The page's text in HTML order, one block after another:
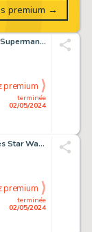
Carlos Pacheco and Jesús Merino Superman / Batman #16 Splash Page 14 Original Art (DC, 2005).
terminée
02/05/2024
premium
Carmine Infantino and Rudy Nebres Star Wars Annual #2 Story Pages 25 & 29 Original Art (Marvel, 1982). (Total: 2 Original Art)
terminée
02/05/2024
premium
premium →